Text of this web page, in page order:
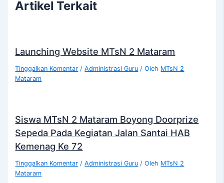
Artikel Terkait
Launching Website MTsN 2 Mataram
Tinggalkan Komentar /Administrasi Guru / Oleh MTsN 2
Mataram
Siswa MTsN 2 Mataram Boyong Doorprize
Sepeda Pada Kegiatan Jalan Santai HAB
Kemenag Ke 72
Tinggalkan Komentar /Administrasi Guru / Oleh MTsN 2
Mataram